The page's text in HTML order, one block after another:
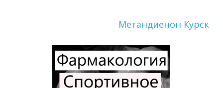
Метандиенон Курск